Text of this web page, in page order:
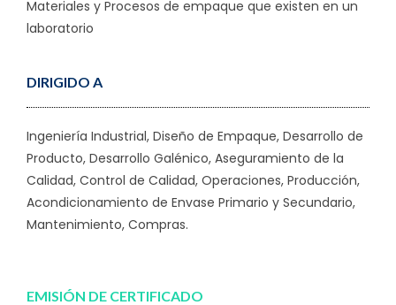
Materiales y Procesos de empaque que existen en un
laboratorio
DIRIGIDO A
Ingeniería Industrial, Diseño de Empaque, Desarrollo de
Producto, Desarrollo Galénico, Aseguramiento de la
Calidad, Control de Calidad, Operaciones, Producción,
Acondicionamiento de Envase Primario y Secundario,
Mantenimiento, Compras.
EMISIÓN DE CERTIFICADO